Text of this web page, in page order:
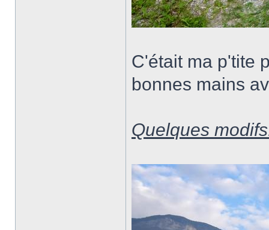
C'était ma p'tite
bonnes mains
Quelques